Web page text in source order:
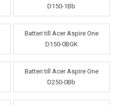
D150-1Bb
Batteri till Acer Aspire One
D150-0BGK
Batteri till Acer Aspire One
D250-0Bb